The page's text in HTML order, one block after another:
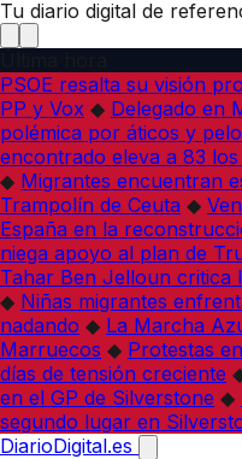
Tu diario digital de
PSOE resalta su visión
PP y Vox ◆ Delegado en
polémica por áticos y
encontrado eleva a 83
◆ Migrantes encuentran
Trampolín de Ceuta ◆
España en la
niega apoyo al plan de
Tahar Ben Jelloun critica
◆ Niñas migrantes
nadando ◆ La Marcha
Marruecos ◆ Protestas
días de tensión creciente
en el GP de Silverstone ◆
segundo lugar en
DiarioDigital.es